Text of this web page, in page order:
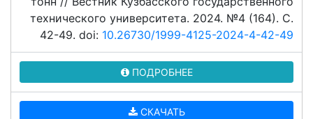
технического университета. 2024. №4 (164). C.
42-49. doi: 10.26730/1999-4125-2024-4-42-49
ПОДРОБНЕЕ
СКАЧАТЬ